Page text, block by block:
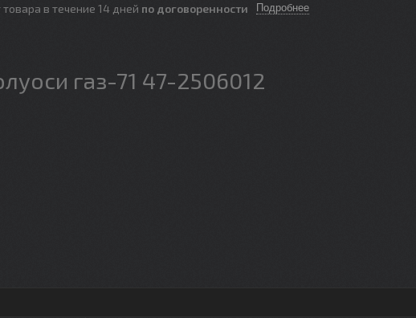
товара в течение 14 дней по договоренности Подробнее
газ-71 47-2506012